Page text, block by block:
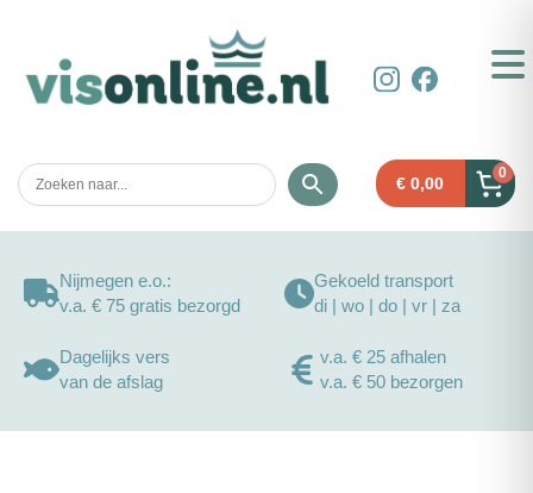
€ 0,00
0
Nijmegen e.o.:
v.a. € 75 gratis bezorgd
Gekoeld transport
di | wo | do | vr | za
Dagelijks vers
van de afslag
v.a. € 25 afhalen
v.a. € 50 bezorgen